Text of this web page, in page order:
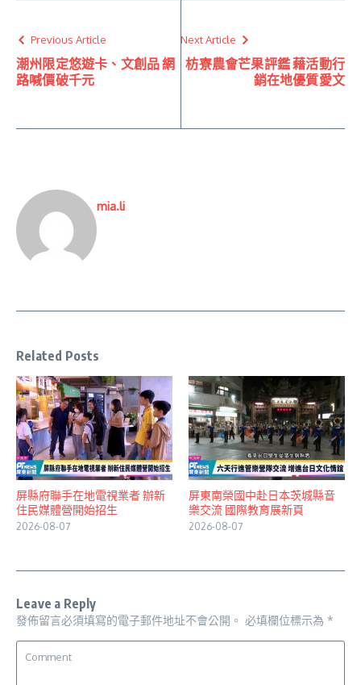
Previous Article
潮州限定悠遊卡、文創品 網
路喊價破千元
Next Article
枋寮農會芒果評鑑 藉活動行
銷在地優質愛文
mia.li
Related Posts
屏縣府聯手在地電視業者 辦新
住民媒體營開始招生
2026-08-07
屏東南榮國中赴日本茨城縣音
樂交流 國際教育展新頁
2026-08-07
Leave a Reply
發佈留言必須填寫的電子郵件地址不會公開。 必填欄位標示為 *